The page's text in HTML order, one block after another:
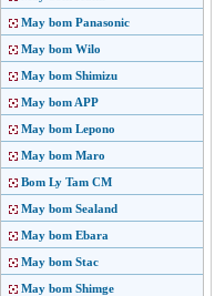
May bom Panasonic
May bom Wilo
May bom Shimizu
May bom APP
May bom Lepono
May bom Maro
Bom Ly Tam CM
May bom Sealand
May bom Ebara
May bom Stac
May bom Shimge